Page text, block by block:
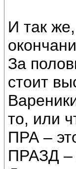
И так
За
стоит
то, или
ПРА –
ПРАЗД –